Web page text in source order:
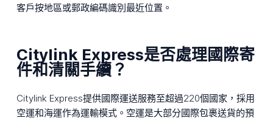
客戶按地區或郵政編碼識別最近位置。
Citylink Express是否處理國際寄
件和清關手續？
Citylink Express提供國際運送服務至超過220個國家，採用
空運和海運作為運輸模式。空運是大部分國際包裹送貨的預